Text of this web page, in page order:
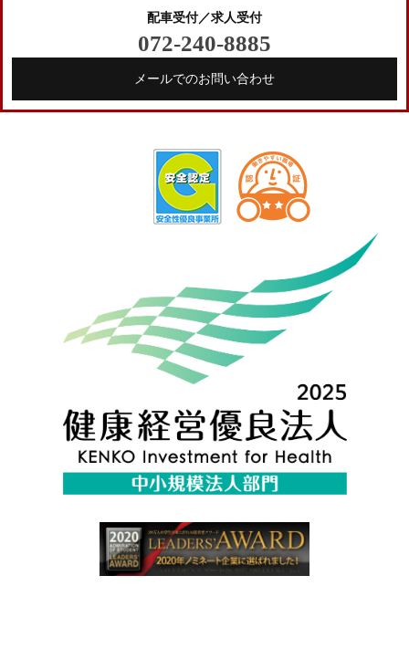
配車受付／求人受付
072-240-8885
メールでのお問い合わせ